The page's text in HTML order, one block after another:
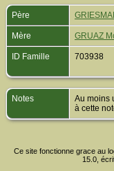
Père
Mère GRUAZ
ID Famille 703938
Notes
Au moins
à cette
Ce site fonctionne grace au
15.0,